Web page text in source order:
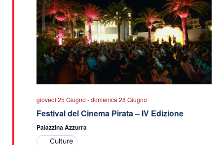
giovedì 25 Giugno -domenica 28 Giugno
Festival del Cinema Pirata – IV Edizione
Palazzina Azzurra
Culture